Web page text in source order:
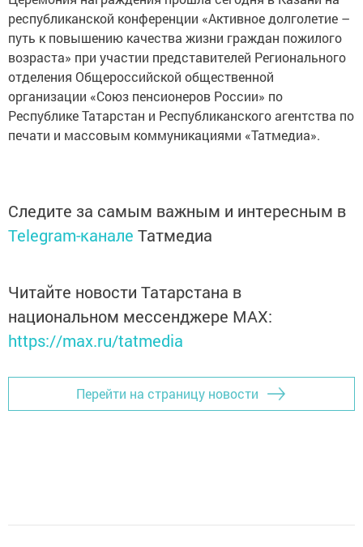
республиканской конференции «Активное долголетие –
путь к повышению качества жизни граждан пожилого
возраста» при участии представителей Регионального
отделения Общероссийской общественной
организации «Союз пенсионеров России» по
Республике Татарстан и Республиканского агентства по
печати и массовым коммуникациями «Татмедиа».
Следите за самым важным и интересным в
Telegram-канале Татмедиа
Читайте новости Татарстана в
национальном мессенджере MАХ:
https://max.ru/tatmedia
Перейти на страницу новости